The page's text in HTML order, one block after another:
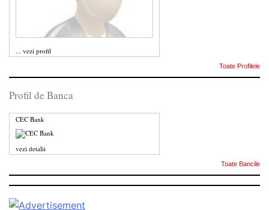
... vezi profil
Toate Profilele
Profil de Banca
CEC Bank
vezi detalii
Toate Bancile